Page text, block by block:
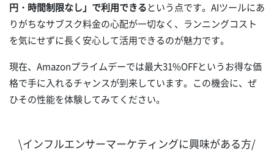
円・時間制限なし」で利用できるという点です。AIツールにあ
りがちなサブスク料金の心配が一切なく、ランニングコスト
を気にせずに長く安心して活用できるのが魅力です。
現在、Amazonプライムデーでは最大31%OFFというお得な価
格で手に入れるチャンスが到来しています。この機会に、ぜ
ひその性能を体験してみてください。
\インフルエンサーマーケティングに興味がある方/